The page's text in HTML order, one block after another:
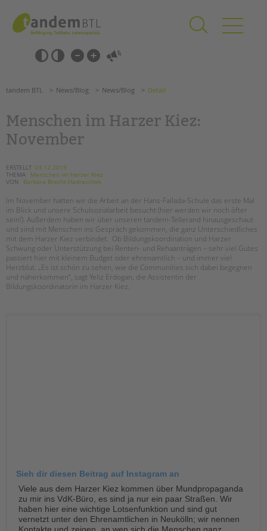
springen
Barrierefrei-
Einstellungen
überspringen
überspringen
SCHULE & GANZTAG
Oberschulen
Förderzentren
EFöB
Schulbezogene Sozialarbeit
Tagesgruppen
HILFEN ZUR ERZIEHUNG
EINGLIEDERUNGSHILFE
Kinder- und Jugendschutz
Unsere Videos
Gesellschafter VdK
schoolcoach BTL
tandem BTL News/Blog News/Blog Detail
Menschen im Harzer Kiez:
November
ERSTELLT 03.12.2019
THEMA
Menschen im Harzer Kiez
VON
Barbara Brecht-Hadraschek
Im November hatten wir die Arbeit an der Hans-Fallada-Schule das erste Mal
im Blick und unsere Schulsozialarbeit besucht (hier werden wir noch öfter
sein!). Außerdem haben wir über unseren tandem-Tellerand hinausgeschaut
und sind mit Menschen ins Gespräch gekommen, die ganz Unterschiedliches
mit dem Harzer Kiez verbindet. Ob Bildungskoordination und Harzer
Schwung oder Unterstützung bei Renten- und Rehaanträgen – sehr viel Gutes
passiert hier mit kleinem Budget oder ehrenamtlich ­– und immer viel
Herzblut. „Es ist schön zu sehen, wie die Communities sich dabei begegnen
und näherkommen“, sagt Yeliz Erdogan, die Assistentin der
Bildungskoordinatorin im Harzer Kiez.
Sieh dir diesen Beitrag auf Instagram an
Viele aus dem Harzer Kiez kommen über Mundpropaganda
zu mir ins VdK-Büro, es sind ja nur ein paar Straßen. Wir
haben hier eine wichtige Lotsenfunktion und sind gut
vernetzt unter den Ehrenamtlichen in Neukölln; wir nennen